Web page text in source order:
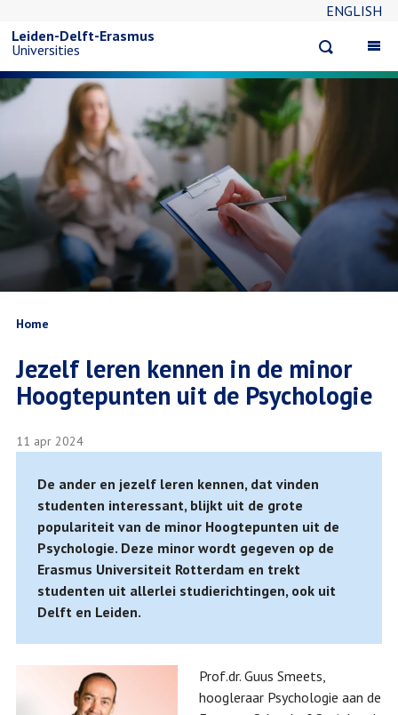
naar
inhoud
ENGLISH
search
Leiden-Delft-Erasmus
Universities
Kruimelpad
Home
Jezelf leren kennen in de minor
Hoogtepunten uit de Psychologie
11 apr 2024
De ander en jezelf leren kennen, dat vinden
studenten interessant, blijkt uit de grote
populariteit van de minor Hoogtepunten uit de
Psychologie. Deze minor wordt gegeven op de
Erasmus Universiteit Rotterdam en trekt
studenten uit allerlei studierichtingen, ook uit
Delft en Leiden.
Prof.dr. Guus Smeets,
hoogleraar Psychologie aan de